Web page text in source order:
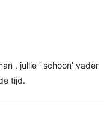
, jullie ‘ schoon’ vader
tijd.